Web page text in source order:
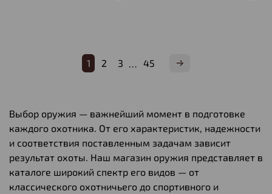
1 2 3 … 45
Выбор оружия — важнейший момент в подготовке
каждого охотника. От его характеристик, надежности
и соответствия поставленным задачам зависит
результат охоты. Наш магазин оружия представляет в
каталоге широкий спектр его видов — от
классического охотничьего до спортивного и